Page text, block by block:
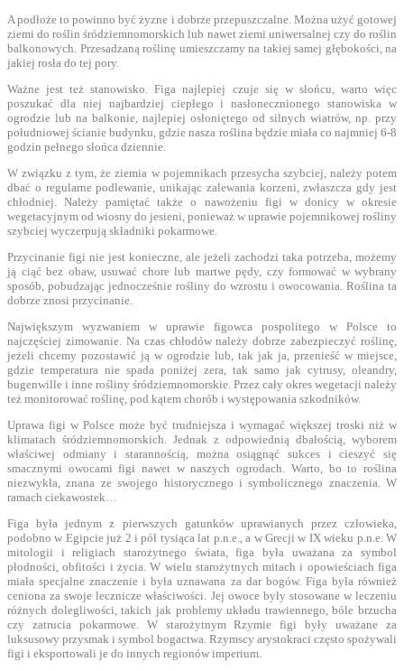
A podłoże to powinno być żyzne i dobrze przepuszczalne. Można użyć gotowej
ziemi do roślin śródziemnomorskich lub nawet ziemi uniwersalnej czy do roślin
balkonowych. Przesadzaną roślinę umieszczamy na takiej samej głębokości, na
jakiej rosła do tej pory.
Ważne jest też stanowisko. Figa najlepiej czuje się w słońcu, warto więc
poszukać dla niej najbardziej ciepłego i nasłonecznionego stanowiska w
ogrodzie lub na balkonie, najlepiej osłoniętego od silnych wiatrów, np. przy
południowej ścianie budynku, gdzie nasza roślina będzie miała co najmniej 6-8
godzin pełnego słońca dziennie.
W związku z tym, że ziemia w pojemnikach przesycha szybciej, należy potem
dbać o regularne podlewanie, unikając zalewania korzeni, zwłaszcza gdy jest
chłodniej. Należy pamiętać także o nawożeniu figi w donicy w okresie
wegetacyjnym od wiosny do jesieni, ponieważ w uprawie pojemnikowej rośliny
szybciej wyczerpują składniki pokarmowe.
Przycinanie figi nie jest konieczne, ale jeżeli zachodzi taka potrzeba, możemy
ją ciąć bez obaw, usuwać chore lub martwe pędy, czy formować w wybrany
sposób, pobudzając jednocześnie rośliny do wzrostu i owocowania. Roślina ta
dobrze znosi przycinanie.
Największym wyzwaniem w uprawie figowca pospolitego w Polsce to
najczęściej zimowanie. Na czas chłodów należy dobrze zabezpieczyć roślinę,
jeżeli chcemy pozostawić ją w ogrodzie lub, tak jak ja, przenieść w miejsce,
gdzie temperatura nie spada poniżej zera, tak samo jak cytrusy, oleandry,
bugenwille i inne rośliny śródziemnomorskie. Przez cały okres wegetacji należy
też monitorować roślinę, pod kątem chorób i występowania szkodników.
Uprawa figi w Polsce może być trudniejsza i wymagać większej troski niż w
klimatach śródziemnomorskich. Jednak z odpowiednią dbałością, wyborem
właściwej odmiany i starannością, można osiągnąć sukces i cieszyć się
smacznymi owocami figi nawet w naszych ogrodach. Warto, bo to roślina
niezwykła, znana ze swojego historycznego i symbolicznego znaczenia. W
ramach ciekawostek…
Figa była jednym z pierwszych gatunków uprawianych przez człowieka,
podobno w Egipcie już 2 i pół tysiąca lat p.n.e., a w Grecji w IX wieku p.n.e. W
mitologii i religiach starożytnego świata, figa była uważana za symbol
płodności, obfitości i życia. W wielu starożytnych mitach i opowieściach figa
miała specjalne znaczenie i była uznawana za dar bogów. Figa była również
ceniona za swoje lecznicze właściwości. Jej owoce były stosowane w leczeniu
różnych dolegliwości, takich jak problemy układu trawiennego, bóle brzucha
czy zatrucia pokarmowe. W starożytnym Rzymie figi były uważane za
luksusowy przysmak i symbol bogactwa. Rzymscy arystokraci często spożywali
figi i eksportowali je do innych regionów imperium.